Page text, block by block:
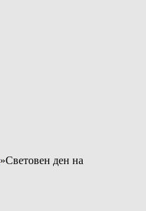
»Световен ден на